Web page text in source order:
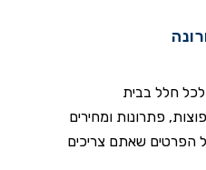
חלל בבית
פתרונות ומחירים
הפרטים שאתם צריכים